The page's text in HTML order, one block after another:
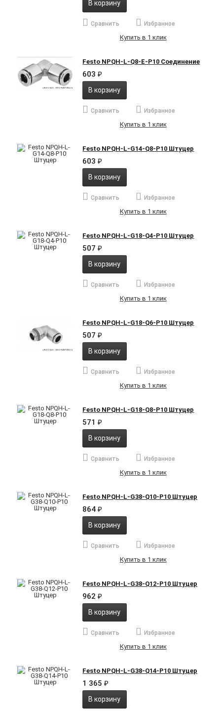
В корзину
Сравнить Избранное
Купить в 1 клик
Festo NPQH-L-Q8-E-P10 Соединение
603₽
В корзину
Сравнить Избранное
Купить в 1 клик
Festo NPQH-L-G14-Q8-P10 Штуцер
603₽
В корзину
Сравнить Избранное
Купить в 1 клик
Festo NPQH-L-G18-Q4-P10 Штуцер
507₽
В корзину
Сравнить Избранное
Купить в 1 клик
Festo NPQH-L-G18-Q6-P10 Штуцер
507₽
В корзину
Сравнить Избранное
Купить в 1 клик
Festo NPQH-L-G18-Q8-P10 Штуцер
571₽
В корзину
Сравнить Избранное
Купить в 1 клик
Festo NPQH-L-G38-Q10-P10 Штуцер
864₽
В корзину
Сравнить Избранное
Купить в 1 клик
Festo NPQH-L-G38-Q12-P10 Штуцер
962₽
В корзину
Сравнить Избранное
Купить в 1 клик
Festo NPQH-L-G38-Q14-P10 Штуцер
1 365₽
В корзину